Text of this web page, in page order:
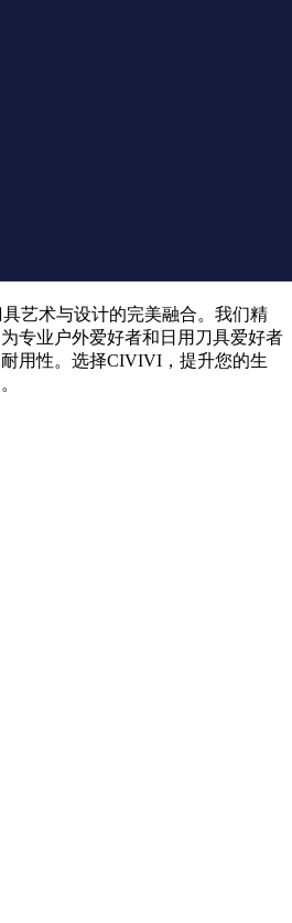
艺术与设计的完美融合。我们精
专业户外爱好者和日用刀具爱好者
用性。选择CIVIVI，提升您的生